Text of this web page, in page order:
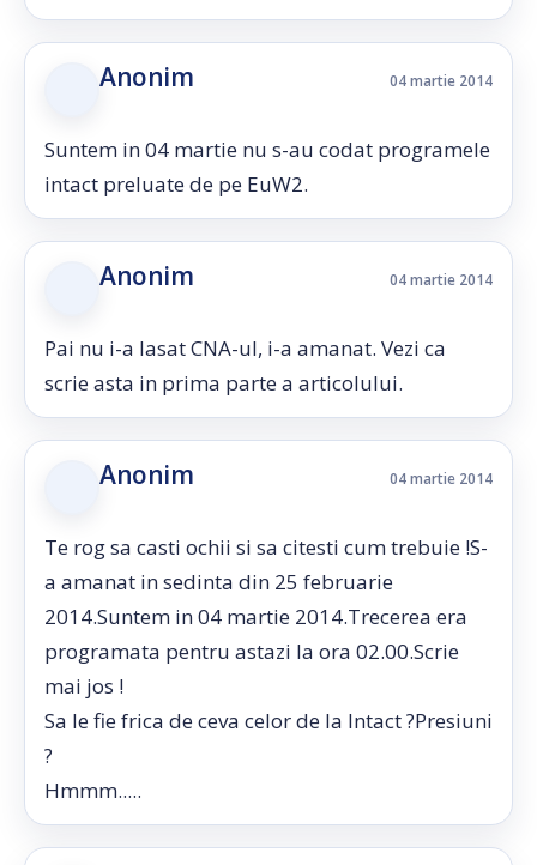
Anonim 04 martie 2014
Suntem in 04 martie nu s-au codat programele
intact preluate de pe EuW2.
Anonim 04 martie 2014
Pai nu i-a lasat CNA-ul, i-a amanat. Vezi ca
scrie asta in prima parte a articolului.
Anonim 04 martie 2014
Te rog sa casti ochii si sa citesti cum trebuie !S-
a amanat in sedinta din 25 februarie
2014.Suntem in 04 martie 2014.Trecerea era
programata pentru astazi la ora 02.00.Scrie
mai jos !
Sa le fie frica de ceva celor de la Intact ?Presiuni
?
Hmmm.....